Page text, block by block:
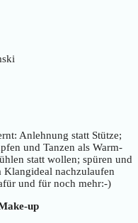
Anlehnung statt Stütze;
und Tanzen als Warm-
statt wollen; spüren und
Klangideal nachzulaufen
und für noch mehr:-)
up